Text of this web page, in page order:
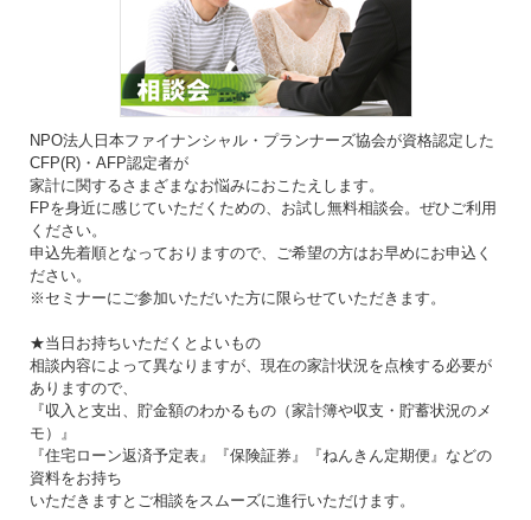
NPO法人日本ファイナンシャル・プランナーズ協会が資格認定した
CFP(R)・AFP認定者が
家計に関するさまざまなお悩みにおこたえします。
FPを身近に感じていただくための、お試し無料相談会。ぜひご利用
ください。
申込先着順となっておりますので、ご希望の方はお早めにお申込く
ださい。
※セミナーにご参加いただいた方に限らせていただきます。
★当日お持ちいただくとよいもの
相談内容によって異なりますが、現在の家計状況を点検する必要が
ありますので、
『収入と支出、貯金額のわかるもの（家計簿や収支・貯蓄状況のメ
モ）』
『住宅ローン返済予定表』『保険証券』『ねんきん定期便』などの
資料をお持ち
いただきますとご相談をスムーズに進行いただけます。